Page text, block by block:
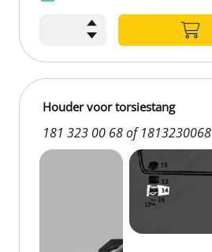
Houder voor torsiestang
181 323 00 68 of 1813230068